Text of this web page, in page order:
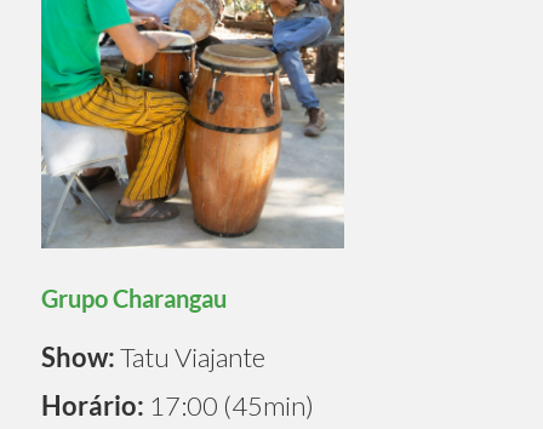
Grupo Charangau
Show:Tatu Viajante
Horário: 17:00 (45min)